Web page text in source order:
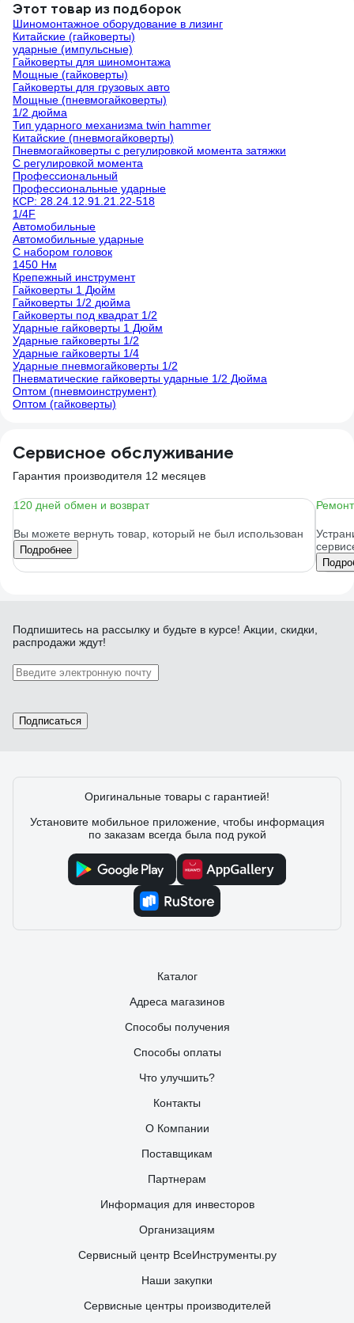
Этот товар из подборок
Шиномонтажное оборудование в лизинг
Китайские (гайковерты)
ударные (импульсные)
Гайковерты для шиномонтажа
Мощные (гайковерты)
Гайковерты для грузовых авто
Мощные (пневмогайковерты)
1/2 дюйма
Тип ударного механизма twin hammer
Китайские (пневмогайковерты)
Пневмогайковерты с регулировкой момента затяжки
С регулировкой момента
Профессиональный
Профессиональные ударные
КСР: 28.24.12.91.21.22-518
1/4F
Автомобильные
Автомобильные ударные
С набором головок
1450 Нм
Крепежный инструмент
Гайковерты 1 Дюйм
Гайковерты 1/2 дюйма
Гайковерты под квадрат 1/2
Ударные гайковерты 1 Дюйм
Ударные гайковерты 1/2
Ударные гайковерты 1/4
Ударные пневмогайковерты 1/2
Пневматические гайковерты ударные 1/2 Дюйма
Оптом (пневмоинструмент)
Оптом (гайковерты)
Сервисное обслуживание
Гарантия производителя 12 месяцев
120 дней обмен и возврат
Вы можете вернуть товар, который не был использован
Подробнее
Подпишитесь на рассылку и будьте в курсе! Акции, скидки,
распродажи ждут!
Подписаться
Оригинальные товары с гарантией!
Установите мобильное приложение, чтобы информация
по заказам всегда была под рукой
Каталог
Адреса магазинов
Способы получения
Способы оплаты
Что улучшить?
Контакты
О Компании
Поставщикам
Партнерам
Информация для инвесторов
Организациям
Сервисный центр ВсеИнструменты.ру
Наши закупки
Сервисные центры производителей